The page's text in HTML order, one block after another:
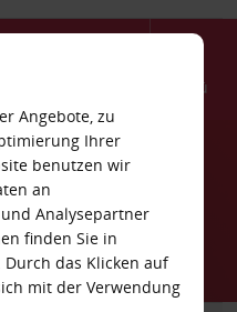
Menü
Nadzab
Angebote, zu
Ihrer
benutzen wir
an
Analysepartner
finden Sie in
Durch das Klicken auf
mit der Verwendung